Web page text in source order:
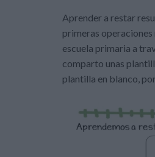
Aprender a restar
primeras operaciones
escuela primaria a
comparto unas
plantilla en blanco,